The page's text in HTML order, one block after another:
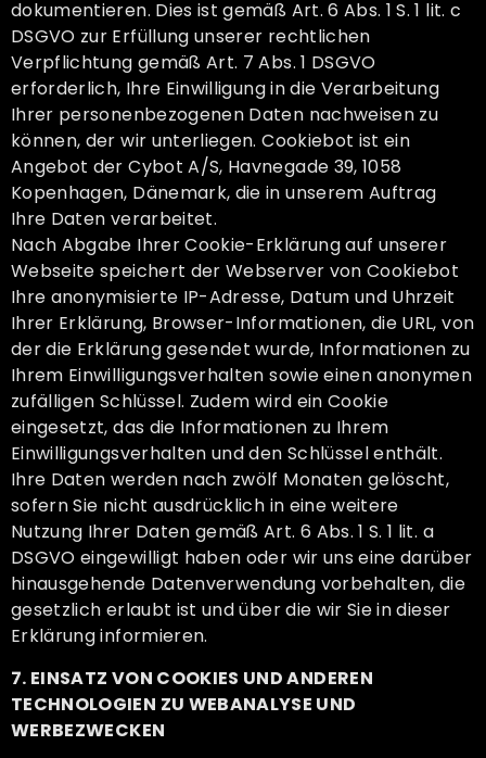
dokumentieren. Dies ist gemäß Art. 6 Abs. 1 S. 1 lit. c
DSGVO zur Erfüllung unserer rechtlichen
Verpflichtung gemäß Art. 7 Abs. 1 DSGVO
erforderlich, Ihre Einwilligung in die Verarbeitung
Ihrer personenbezogenen Daten nachweisen zu
können, der wir unterliegen. Cookiebot ist ein
Angebot der Cybot A/S, Havnegade 39, 1058
Kopenhagen, Dänemark, die in unserem Auftrag
Ihre Daten verarbeitet.
Nach Abgabe Ihrer Cookie-Erklärung auf unserer
Webseite speichert der Webserver von Cookiebot
Ihre anonymisierte IP-Adresse, Datum und Uhrzeit
Ihrer Erklärung, Browser-Informationen, die URL, von
der die Erklärung gesendet wurde, Informationen zu
Ihrem Einwilligungsverhalten sowie einen anonymen
zufälligen Schlüssel. Zudem wird ein Cookie
eingesetzt, das die Informationen zu Ihrem
Einwilligungsverhalten und den Schlüssel enthält.
Ihre Daten werden nach zwölf Monaten gelöscht,
sofern Sie nicht ausdrücklich in eine weitere
Nutzung Ihrer Daten gemäß Art. 6 Abs. 1 S. 1 lit. a
DSGVO eingewilligt haben oder wir uns eine darüber
hinausgehende Datenverwendung vorbehalten, die
gesetzlich erlaubt ist und über die wir Sie in dieser
Erklärung informieren.
7. EINSATZ VON COOKIES UND ANDEREN
TECHNOLOGIEN ZU WEBANALYSE UND
WERBEZWECKEN